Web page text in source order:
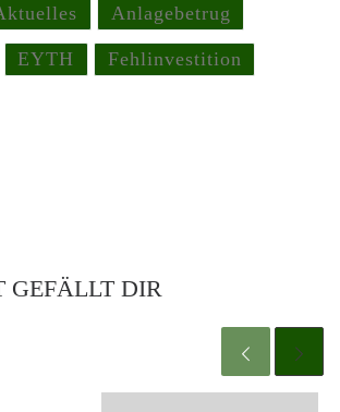
Anlagebetrug
EYTH Fehlinvestition
GEFÄLLT DIR